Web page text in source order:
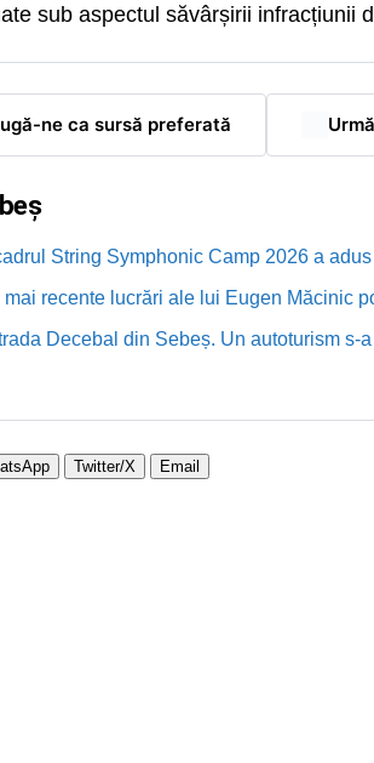
sub aspectul săvârșirii infracțiunii
ne ca sursă preferată
String Symphonic Camp 2026 a
mai recente lucrări ale lui Eugen Măcinic
Decebal din Sebeș. Un autoturism s-
Twitter/X Email